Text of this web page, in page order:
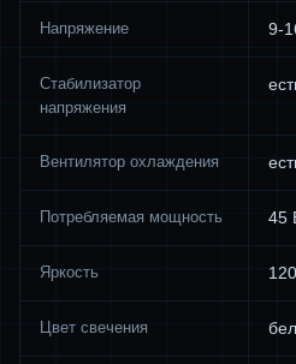
Напряжение 9-
Стабилизатор
напряжения
Вентилятор охлаждения
Потребляемая мощность 45
Яркость
Цвет свечения